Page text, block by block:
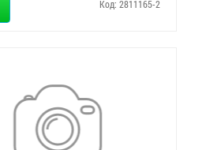
Код: 2811165-2